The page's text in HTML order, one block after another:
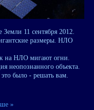
11 сентября 2012.
размеры. НЛО
на НЛО мигают огни.
неопознанного объекта.
было - решать вам.
»